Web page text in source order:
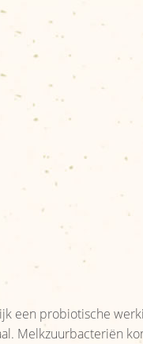
een probiotische
Melkzuurbacteriën